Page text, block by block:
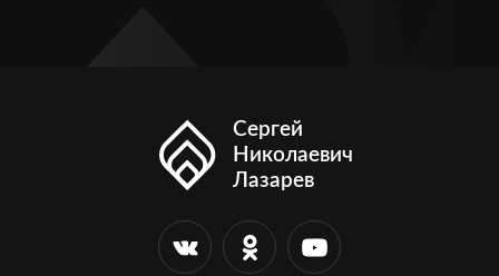
Сергей
Николаевич
Лазарев